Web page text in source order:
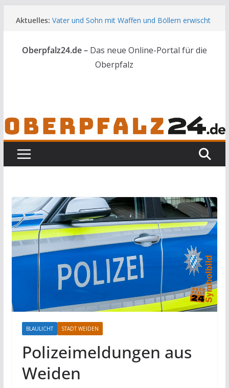
Inhalt
Aktuelles: Vater und Sohn mit Waffen und Böllern erwischt
Audi prallt gegen Brückengeländer in Weiden
Ortsumgehung Waldershof ist eröffnet
Deutsch-amerikanischer Schüleraustausch zu
Oberpfalz24.de – Das neue Online-Portal für die
Oberpfalz
BLAULICHT STADT WEIDEN
Polizeimeldungen aus
Weiden